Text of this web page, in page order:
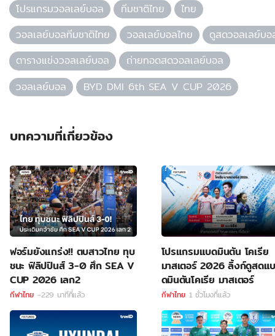
โปรแกรมวอลเลย์บอล ทีมชาติไทย
ไทย
วอลเลย์บอลทีมชาติไทย
วอลเลย์บอลไทย
ดูสดวอลเลย์บอ
ตารางแข่งวอลเลย์บอล
ถ่ายทอดสดวอลเลย์บอล
วอลเลย์บอล
BYD DMI 6th SEA V CUP 2026
บทความที่เกี่ยวข้อง
ฟอร์มยังแกร่ง!! ตบสาวไทย ทุบ
ชนะ ฟิลิปปินส์ 3-0 ศึก SEA V
CUP 2026 เลก2
กีฬาไทย -229 นาทีที่แล้ว
โปรแกรมแบดมินตัน โคเรีย
มาสเตอร์ 2026 ลิ้งก์ดูสดแ
ดมินตันโคเรีย มาสเตอร์
กีฬาไทย 1 ชั่วโมงที่แล้ว